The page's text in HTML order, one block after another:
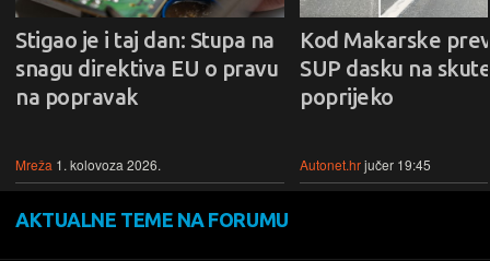
Stigao je i taj dan: Stupa na
snagu direktiva EU o pravu
na popravak
Mreža 1. kolovoza 2026.
Kod Makarske
SUP dasku na
poprijeko
Autonet.hrjučer 19:45
AKTUALNE TEME NA FORUMU